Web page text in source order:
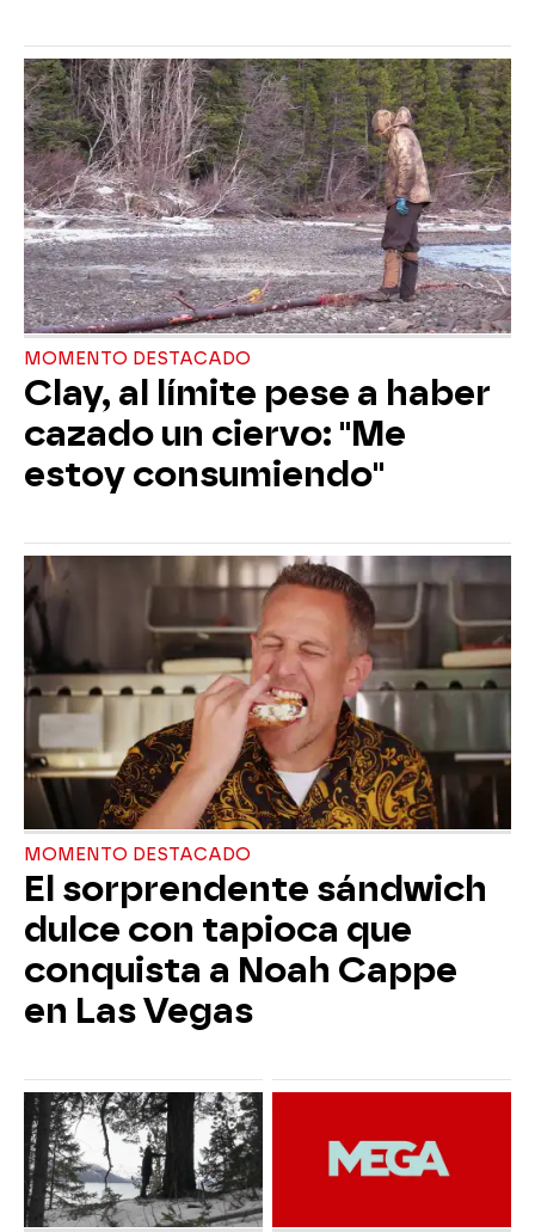
MOMENTO DESTACADO
Clay, al límite pese a haber
cazado un ciervo: "Me
estoy consumiendo"
MOMENTO DESTACADO
El sorprendente sándwich
dulce con tapioca que
conquista a Noah Cappe
en Las Vegas